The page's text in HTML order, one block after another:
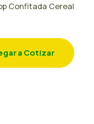
Confitada Cereal
a Cotizar